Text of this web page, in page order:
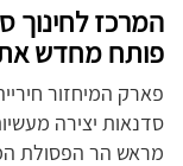
המרכז לחינוך
פותח מחדש את
פארק המיחזור
סדנאות יצירה
מראש הר הפסולת